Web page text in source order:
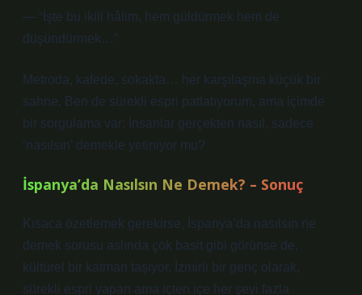
— “İşte bu ikili hâlim, hem güldürmek hem de
düşündürmek…”
Metroda, kafede, sokakta… her karşılaşma küçük bir
sahne. Ben de sürekli espri patlatıyorum, ama içimde
bir sorgulama var: İnsanlar gerçekten nasıl, sadece
‘nasılsın’ demekle yetiniyor mu?
İspanya’da Nasılsın Ne Demek? – Sonuç
Kısaca özetlemek gerekirse, İspanya’da nasılsın ne
demek sorusu aslında çok basit gibi görünse de,
kültürel bir katman taşıyor. İzmirli bir genç olarak,
sürekli espri yapan ama içten içe her şeyi fazla